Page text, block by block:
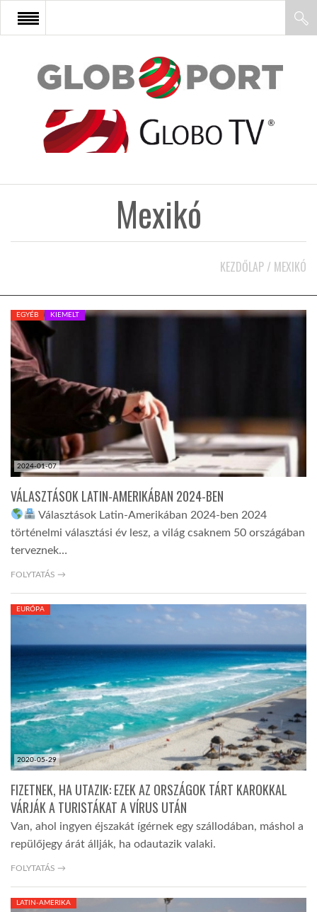
FŐOLDAL
AFRIKA
KÖZEL-KELET
AUSZTRÁLIA
A VILÁG ITTHON
GLOBOTV BP
TROPICALMAGAZIN
GLOBOTV
AFRIKA TUDÁSTÁR
A NAP SZÉPE
LINKTR.EE
GLOBOZSARU
Mexikó
KEZDŐLAP / MEXIKÓ
2024-01-07
EGYÉB KIEMELT
VÁLASZTÁSOK LATIN-AMERIKÁBAN 2024-BEN
Választások Latin-Amerikában 2024-ben 2024
történelmi választási év lesz, a világ csaknem 50 országában
terveznek…
FOLYTATÁS →
2020-05-29
EURÓPA
FIZETNEK, HA UTAZIK: EZEK AZ ORSZÁGOK TÁRT KAROKKAL
VÁRJÁK A TURISTÁKAT A VÍRUS UTÁN
Van, ahol ingyen éjszakát ígérnek egy szállodában, máshol a
repülőjegy árát állják, ha odautazik valaki.
FOLYTATÁS →
LATIN-AMERIKA